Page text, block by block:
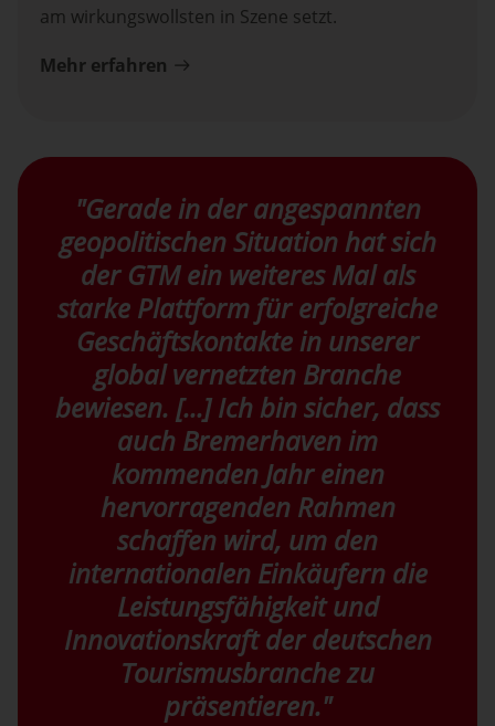
am wirkungswollsten in Szene setzt.
Mehr erfahren
"Gerade in der angespannten
geopolitischen Situation hat sich
der GTM ein weiteres Mal als
starke Plattform für erfolgreiche
Geschäftskontakte in unserer
global vernetzten Branche
bewiesen. [...] Ich bin sicher, dass
auch Bremerhaven im
kommenden Jahr einen
hervorragenden Rahmen
schaffen wird, um den
internationalen Einkäufern die
Leistungsfähigkeit und
Innovationskraft der deutschen
Tourismusbranche zu
präsentieren."